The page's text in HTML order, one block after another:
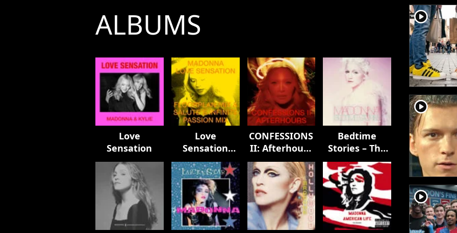
ALBUMS
Love
Sensation
Love
Sensation
Remixes
CONFESSIONS
II: Afterhours
Edition
Bedtime
Stories – The
Untold
Chapter
player2
player2
player2